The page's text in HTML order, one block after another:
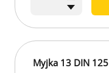
Myjka 13 DIN 125